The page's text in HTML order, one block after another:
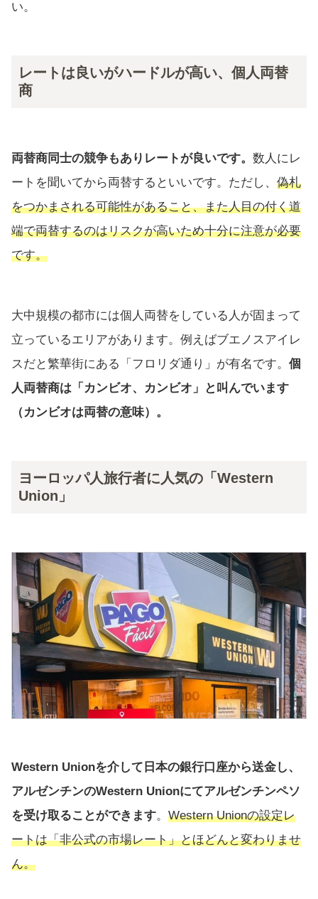
い。
レートは良いがハードルが高い、個人両替
商
両替商同士の競争もありレートが良いです。 数人にレ
ートを聞いてから両替するといいです。ただし、 偽札
をつかまされる可能性があること、また人目の付く道
端で両替するのはリスクが高いため十分に注意が必要
です。
大中規模の都市には個人両替をしている人が固まって
立っているエリアがあります。例えばブエノスアイレ
スだと繁華街にある「フロリダ通り」が有名です。 個
人両替商は「カンビオ、カンビオ」と叫んでいます
（カンビオは両替の意味）。
ヨーロッパ人旅行者に人気の「Western
Union」
Western Unionを介して日本の銀行口座から送金し、
アルゼンチンのWestern Unionにてアルゼンチンペソ
を受け取ることができます。 Western Unionの設定レ
ートは「非公式の市場レート」とほどんと変わりませ
ん。